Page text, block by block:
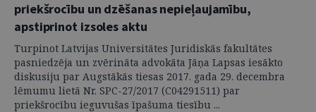
priekšrocību un dzēšanas nepieļaujamību,
apstiprinot izsoles aktu
Turpinot Latvijas Universitātes Juridiskās fakultātes
pasniedzēja un zvērināta advokāta Jāņa Lapsas iesākto
diskusiju par Augstākās tiesas 2017. gada 29. decembra
lēmumu lietā Nr. SPC-27/2017 (C04291511) par
priekšrocību ieguvušas īpašuma tiesību ...